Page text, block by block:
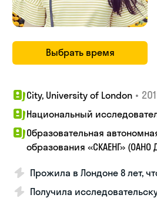
Выбрать время
City, University of London •
Национальный
Образовательная
образования «СКАЕНГ» (ОАНО
Прожила в Лондоне 8 лет,
Получила